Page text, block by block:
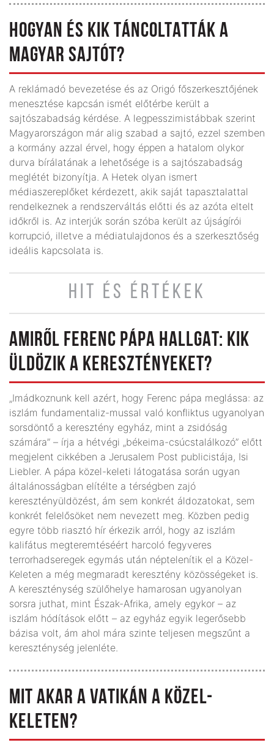
HOGYAN ÉS KIK TÁNCOLTATTÁK A
MAGYAR SAJTÓT?
A reklámadó bevezetése és az Origó főszerkesztőjének
menesztése kapcsán ismét előtérbe került a
sajtószabadság kérdése. A legpesszimistábbak szerint
Magyarországon már alig szabad a sajtó, ezzel szemben
a kormány azzal érvel, hogy éppen a hatalom olykor
durva bírálatának a lehetősége is a sajtószabadság
meglétét bizonyítja. A Hetek olyan ismert
médiaszereplőket kérdezett, akik saját tapasztalattal
rendelkeznek a rendszerváltás előtti és az azóta eltelt
időkről is. Az interjúk során szóba került az újságírói
korrupció, illetve a médiatulajdonos és a szerkesztőség
ideális kapcsolata is.
HIT ÉS ÉRTÉKEK
AMIRŐL FERENC PÁPA HALLGAT: KIK
ÜLDÖZIK A KERESZTÉNYEKET?
„Imádkoznunk kell azért, hogy Ferenc pápa meglássa: az
iszlám fundamentaliz-mussal való konfliktus ugyanolyan
sorsdöntő a keresztény egyház, mint a zsidóság
számára” – írja a hétvégi „békeima-csúcstalálkozó” előtt
megjelent cikkében a Jerusalem Post publicistája, Isi
Liebler. A pápa közel-keleti látogatása során ugyan
általánosságban elítélte a térségben zajó
keresztényüldözést, ám sem konkrét áldozatokat, sem
konkrét felelősöket nem nevezett meg. Közben pedig
egyre több riasztó hír érkezik arról, hogy az iszlám
kalifátus megteremtéséért harcoló fegyveres
terrorhadseregek egymás után néptelenítik el a Közel-
Keleten a még megmaradt keresztény közösségeket is.
A kereszténység szülőhelye hamarosan ugyanolyan
sorsra juthat, mint Észak-Afrika, amely egykor – az
iszlám hódítások előtt – az egyház egyik legerősebb
bázisa volt, ám ahol mára szinte teljesen megszűnt a
kereszténység jelenléte.
MIT AKAR A VATIKÁN A KÖZEL-
KELETEN?